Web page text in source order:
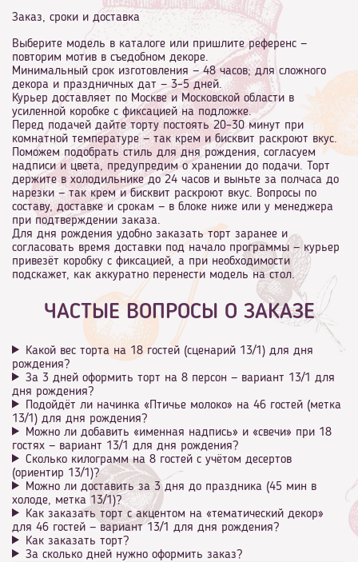
Заказ, сроки и доставка
Выберите модель в каталоге или пришлите референс —
повторим мотив в съедобном декоре.
Минимальный срок изготовления — 48 часов; для сложного
декора и праздничных дат — 3–5 дней.
Курьер доставляет по Москве и Московской области в
усиленной коробке с фиксацией на подложке.
Перед подачей дайте торту постоять 20–30 минут при
комнатной температуре — так крем и бисквит раскроют вкус.
Поможем подобрать стиль для дня рождения, согласуем
надписи и цвета, предупредим о хранении до подачи. Торт
держите в холодильнике до 24 часов и выньте за полчаса до
нарезки — так крем и бисквит раскроют вкус. Вопросы по
составу, доставке и срокам — в блоке ниже или у менеджера
при подтверждении заказа.
Для дня рождения удобно заказать торт заранее и
согласовать время доставки под начало программы — курьер
привезёт коробку с фиксацией, а при необходимости
подскажет, как аккуратно перенести модель на стол.
ЧАСТЫЕ ВОПРОСЫ О ЗАКАЗЕ
Какой вес торта на 18 гостей (сценарий 13/1) для дня
рождения?
За 3 дней оформить торт на 8 персон — вариант 13/1 для
дня рождения?
Подойдёт ли начинка «Птичье молоко» на 46 гостей (метка
13/1) для дня рождения?
Можно ли добавить «именная надпись» и «свечи» при 18
гостях — вариант 13/1 для дня рождения?
Сколько килограмм на 8 гостей с учётом десертов
(ориентир 13/1)?
Можно ли доставить за 3 дня до праздника (45 мин в
холоде, метка 13/1)?
Как заказать торт с акцентом на «тематический декор»
для 46 гостей — вариант 13/1 для дня рождения?
Как заказать торт?
За сколько дней нужно оформить заказ?